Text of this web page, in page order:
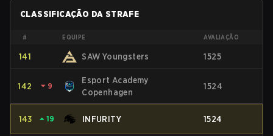
CLASSIFICAÇÃO DA STRAFE
# EQUIPE AVALIAÇÃO
141 SAW Youngsters 1525
142 ⏷ 9
Esport Academy
Copenhagen
1524
143 ⏶ 19 INFURITY 1524